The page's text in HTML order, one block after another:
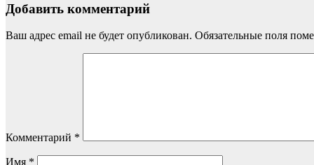
Добавить комментарий
Ваш адрес email не будет опубликован. Обязательные поля
Комментарий *
Имя *